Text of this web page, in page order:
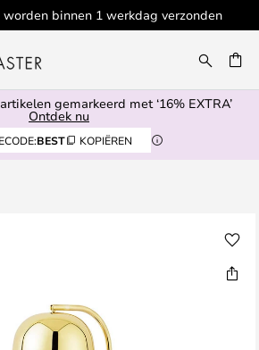
binnen 1 werkdag verzonden
gemarkeerd met ‘16% EXTRA’
Ontdek nu
BEST KOPIËREN